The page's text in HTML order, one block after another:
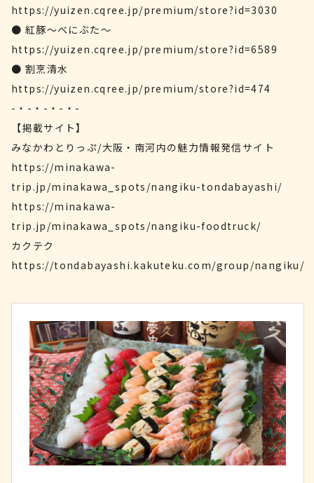
https://yuizen.cqree.jp/premium/store?id=3030
● 紅豚〜べにぶた〜
https://yuizen.cqree.jp/premium/store?id=6589
● 割烹清水
https://yuizen.cqree.jp/premium/store?id=474
-・-・-・-・-
【掲載サイト】
みなかわとりっぷ/大阪・南河内の魅力情報発信サイト
https://minakawa-
trip.jp/minakawa_spots/nangiku-tondabayashi/
https://minakawa-
trip.jp/minakawa_spots/nangiku-foodtruck/
カクテク
https://tondabayashi.kakuteku.com/group/nangiku/